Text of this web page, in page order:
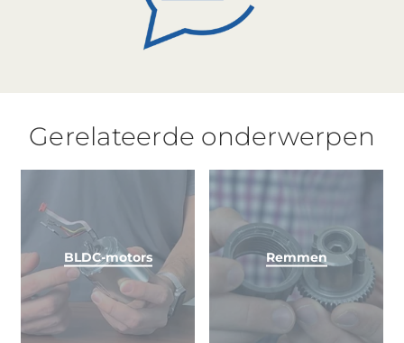
Gerelateerde onderwerpen
BLDC-motors Remmen